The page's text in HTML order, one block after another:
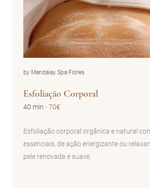
by Mandalay Spa Flores
Esfoliação Corporal
40 min -70€
Esfoliação corporal orgânica e natural
essenciais, de ação energizante ou
pele renovada e suave.